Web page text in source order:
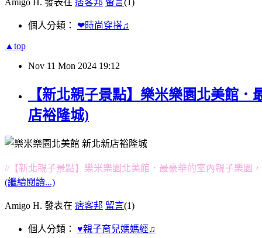
Amigo H. 發表在 痞客邦 留言(1)
個人分類： ❤時尚穿搭♫
▲top
Nov 11 Mon 2024 19:12
【新北親子景點】樂米樂園北美館
店裕隆城)
//【新北親子景點】樂米樂園北美館．最豪華的室內親子樂園
(繼續閱讀...)
Amigo H. 發表在 痞客邦 留言(1)
個人分類： ♥親子育兒媽媽經♫